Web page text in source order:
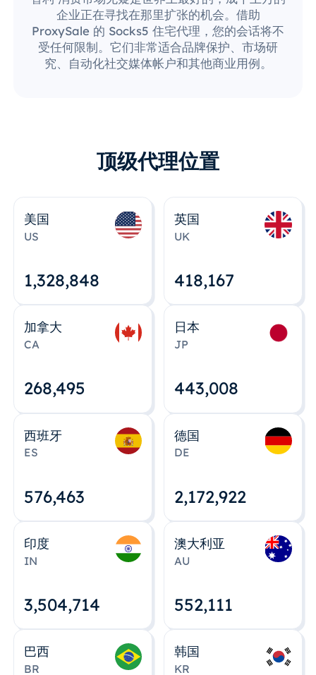
企业正在寻找在那里扩张的机会。借助
ProxySale 的 Socks5 住宅代理，您的会话将不
受任何限制。它们非常适合品牌保护、市场研
究、自动化社交媒体帐户和其他商业用例。
顶级代理位置
美国
US
1,328,848
英国
UK
418,167
加拿大
CA
268,495
日本
JP
443,008
西班牙
ES
576,463
德国
DE
2,172,922
印度
IN
3,504,715
澳大利亚
AU
552,112
巴西
BR
韩国
KR